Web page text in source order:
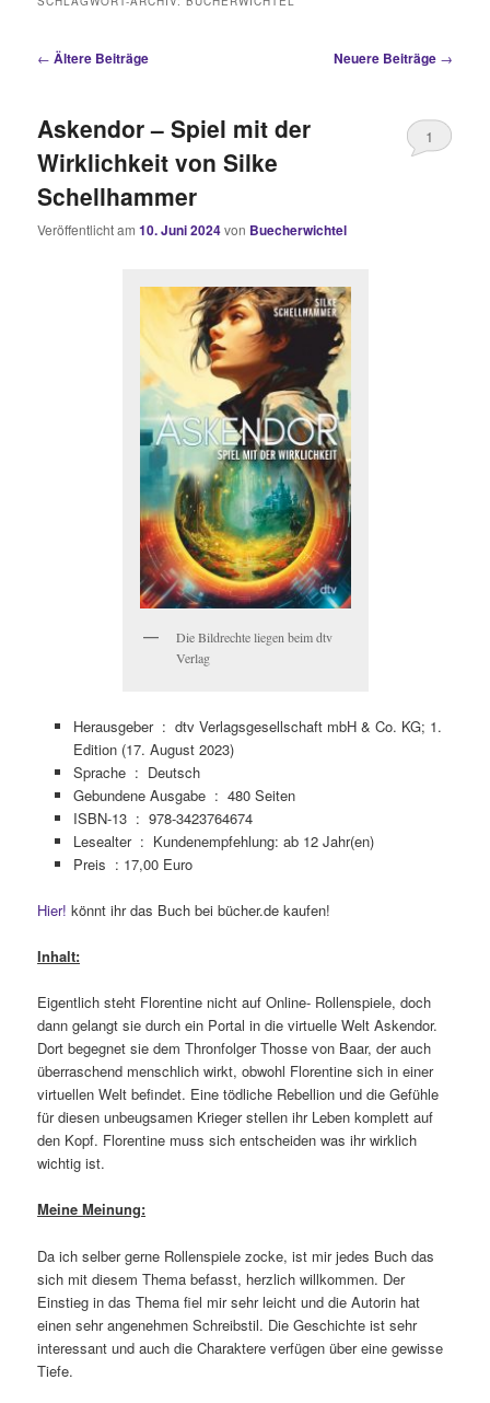
Beitragsnavigation
← Ältere Beiträge Neuere Beiträge →
Askendor – Spiel mit der
Wirklichkeit von Silke
Schellhammer
Veröffentlicht am10. Juni 2024von Buecherwichtel
1
Die Bildrechte liegen beim dtv
Verlag
Herausgeber ‏ : ‎ dtv Verlagsgesellschaft mbH & Co. KG; 1.
Edition (17. August 2023)
Sprache ‏ : ‎ Deutsch
Gebundene Ausgabe ‏ : ‎ 480 Seiten
ISBN-13 ‏ : ‎ 978-3423764674
Lesealter ‏ : ‎ Kundenempfehlung: ab 12 Jahr(en)
Preis : 17,00 Euro
Hier! könnt ihr das Buch bei bücher.de kaufen!
Inhalt:
Eigentlich steht Florentine nicht auf Online- Rollenspiele, doch
dann gelangt sie durch ein Portal in die virtuelle Welt Askendor.
Dort begegnet sie dem Thronfolger Thosse von Baar, der auch
überraschend menschlich wirkt, obwohl Florentine sich in einer
virtuellen Welt befindet. Eine tödliche Rebellion und die Gefühle
für diesen unbeugsamen Krieger stellen ihr Leben komplett auf
den Kopf. Florentine muss sich entscheiden was ihr wirklich
wichtig ist.
Meine Meinung:
Da ich selber gerne Rollenspiele zocke, ist mir jedes Buch das
sich mit diesem Thema befasst, herzlich willkommen. Der
Einstieg in das Thema fiel mir sehr leicht und die Autorin hat
einen sehr angenehmen Schreibstil. Die Geschichte ist sehr
interessant und auch die Charaktere verfügen über eine gewisse
Tiefe.